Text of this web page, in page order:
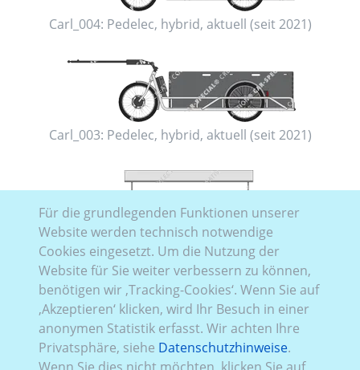
Carl_004: Pedelec, hybrid, aktuell (seit 2021)
Carl_003: Pedelec, hybrid, aktuell (seit 2021)
Carl_002:Pedelec, hybrid,aktuell (seit 2021)
Für die grundlegenden Funktionen unserer
Website werden technisch notwendige
Cookies eingesetzt. Um die Nutzung der
Website für Sie weiter verbessern zu können,
benötigen wir ‚Tracking-Cookies‘. Wenn Sie auf
‚Akzeptieren‘ klicken, wird Ihr Besuch in einer
anonymen Statistik erfasst. Wir achten Ihre
Privatsphäre, siehe Datenschutzhinweise.